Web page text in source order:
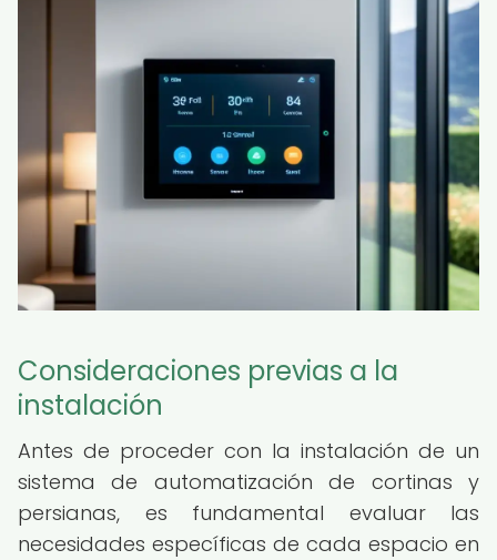
Consideraciones previas a la
instalación
Antes de proceder con la instalación de un
sistema de automatización de cortinas y
persianas, es fundamental evaluar las
necesidades específicas de cada espacio en